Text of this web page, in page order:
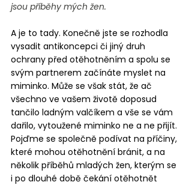
jsou příběhy mých žen.
A je to tady. Konečně jste se rozhodla
vysadit antikoncepci či jiný druh
ochrany před otěhotněním a spolu se
svým partnerem začínáte myslet na
miminko. Může se však stát, že ač
všechno ve vašem životě doposud
tančilo ladným valčíkem a vše se vám
dařilo, vytoužené miminko ne a ne přijít.
Pojďme se společně podívat na příčiny,
které mohou otěhotnění bránit, a na
několik příběhů mladých žen, kterým se
i po dlouhé době čekání otěhotnět